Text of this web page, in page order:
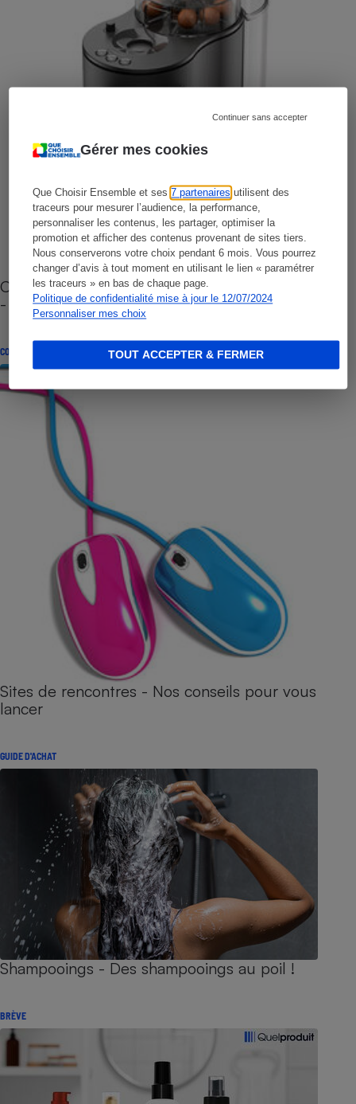
Gérer mes cookies
Que Choisir Ensemble et ses7 partenaires utilisent des
traceurs pour mesurer l’audience, la performance,
personnaliser les contenus, les partager, optimiser la
promotion et afficher des contenus provenant de sites tiers.
Nous conserverons votre choix pendant 6 mois. Vous pourrez
changer d’avis à tout moment en utilisant le lien « paramétrer
les traceurs » en bas de chaque page.
Politique de confidentialité mise à jour le 12/07/2024
Personnaliser mes choix
Continuer sans accepter
TOUT ACCEPTER & FERMER
Cafetière à capsules zéro déchet CoffeeB (vidéo)
- Premières impressions
CONSEILS
Sites de rencontres - Nos conseils pour vous
lancer
GUIDE D'ACHAT
Shampooings - Des shampooings au poil !
BRÈVE